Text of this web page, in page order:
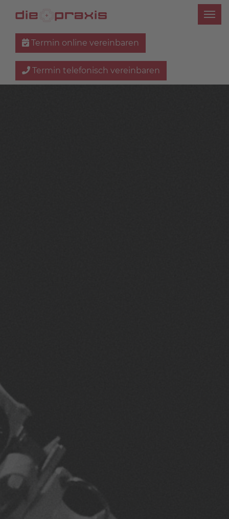
Termin online vereinbaren
Termin telefonisch vereinbaren